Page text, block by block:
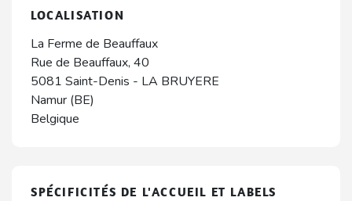
LOCALISATION
La Ferme de Beauffaux
Rue de Beauffaux, 40
5081 Saint-Denis - LA BRUYERE
Namur (BE)
Belgique
SPÉCIFICITÉS DE L'ACCUEIL ET LABELS